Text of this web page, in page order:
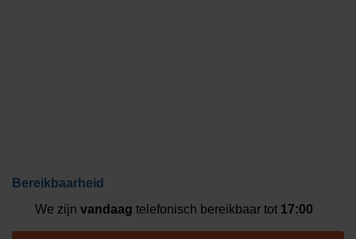
Bereikbaarheid
We zijn vandaag telefonisch bereikbaar tot 17:00